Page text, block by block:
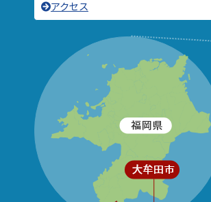
アクセス